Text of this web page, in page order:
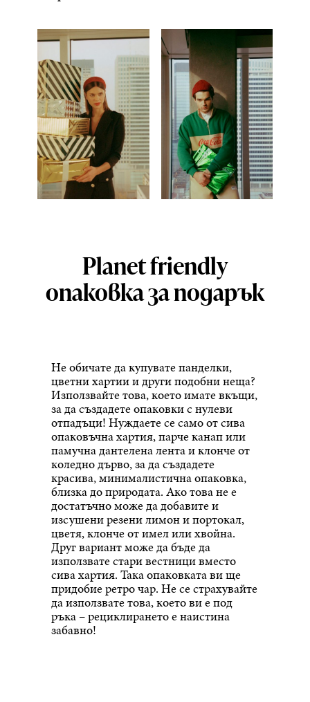
Planet friendly
опаковка за подарък
Не обичате да купувате панделки,
цветни хартии и други подобни неща?
Използвайте това, което имате вкъщи,
за да създадете опаковки с нулеви
отпадъци! Нуждаете се само от сива
опаковъчна хартия, парче канап или
памучна дантелена лента и клонче от
коледно дърво, за да създадете
красива, минималистична опаковка,
близка до природата. Ако това не е
достатъчно може да добавите и
изсушени резени лимон и портокал,
цветя, клонче от имел или хвойна.
Друг вариант може да бъде да
използвате стари вестници вместо
сива хартия. Така опаковката ви ще
придобие ретро чар. Не се страхувайте
да използвате това, което ви е под
ръка – рециклирането е наистина
забавно!